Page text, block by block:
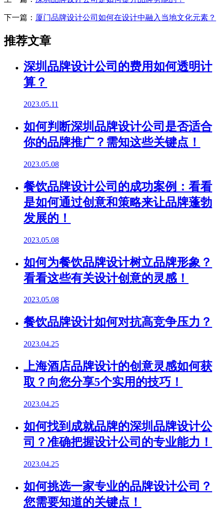
下一篇： 厦门品牌设计公司如何在设计中融入当地文化元素？
推荐文章
深圳品牌设计公司的费用如何透明计
算？
2023.05.11
如何判断深圳品牌设计公司是否适合
你的品牌推广？需知这些关键点！
2023.05.08
餐饮品牌设计公司的成功案例：看看
是如何通过创意和策略来让品牌蓬勃
发展的！
2023.05.08
如何为餐饮品牌设计树立品牌形象？
看看这些有关设计创意的灵感！
2023.05.08
餐饮品牌设计如何对抗高竞争压力？
2023.04.25
上海酒店品牌设计的创意灵感如何获
取？向您分享5个实用的技巧！
2023.04.25
如何找到成就品牌的深圳品牌设计公
司？准确把握设计公司的专业能力！
2023.04.25
如何挑选一家专业的品牌设计公司？
您需要知道的关键点！